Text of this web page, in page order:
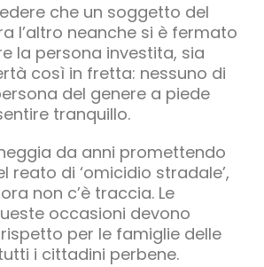
che un soggetto del
l’altro neanche si è fermato
la persona investita, sia
così in fretta: nessuno di
del genere a piede
tranquillo.
da anni promettendo
reato di ‘omicidio stradale’,
non c’è traccia. Le
occasioni devono
per le famiglie delle
i cittadini perbene.